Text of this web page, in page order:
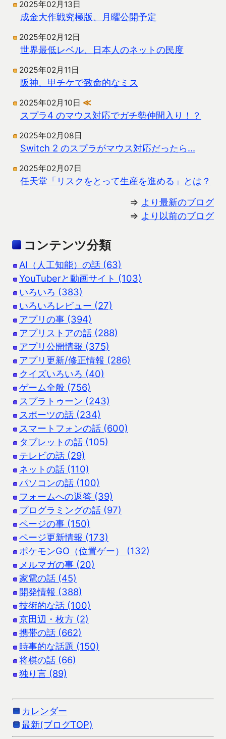
2025年02月13日
成金大作戦究極版、月曜公開予定
2025年02月12日
世界最低レベル、日本人のネットの民度
2025年02月11日
阪神、甲チケで致命的なミス
2025年02月10日 ≪
スプラ4 のマウス対応でガチ勢仲間入り！？
2025年02月08日
Switch 2 のスプラがマウス対応だったら…
2025年02月07日
任天堂「リスクをとって生産を進める」とは？
⇒ より最新のブログ
⇒ より以前のブログ
コンテンツ分類
AI（人工知能）の話 (63)
YouTuberと動画サイト (103)
いろいろ (383)
いろいろレビュー (27)
アプリの事 (394)
アプリストアの話 (288)
アプリ公開情報 (375)
アプリ更新/修正情報 (286)
クイズいろいろ (40)
ゲーム全般 (756)
スプラトゥーン (243)
スポーツの話 (234)
スマートフォンの話 (600)
タブレットの話 (105)
テレビの話 (29)
ネットの話 (110)
パソコンの話 (100)
フォームへの返答 (39)
プログラミングの話 (97)
ページの事 (150)
ページ更新情報 (173)
ポケモンGO（位置ゲー） (132)
メルマガの事 (20)
家電の話 (45)
開発情報 (388)
技術的な話 (100)
京田辺・枚方 (2)
携帯の話 (662)
時事的な話題 (150)
将棋の話 (66)
独り言 (89)
カレンダー
最新(ブログTOP)